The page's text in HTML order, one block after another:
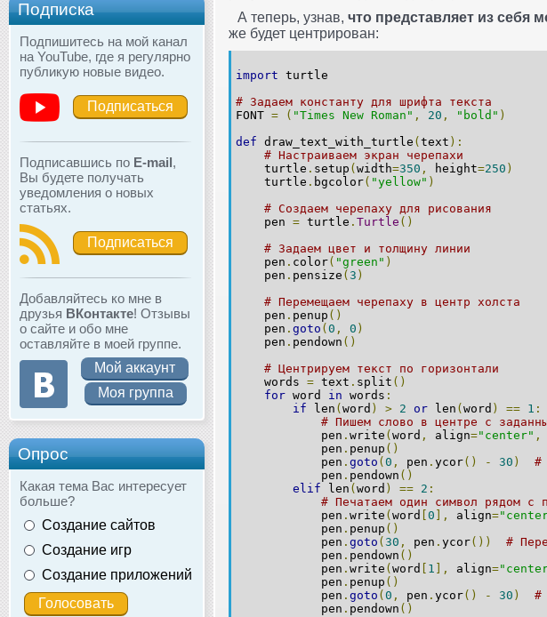
Подписка
Подпишитесь на мой канал
на YouTube, где я регулярно
публикую новые видео.
Подписаться
Подписавшись по E-mail,
Вы будете получать
уведомления о новых
статьях.
Подписаться
Добавляйтесь ко мне в
друзья ВКонтакте! Отзывы
о сайте и обо мне
оставляйте в моей группе.
Мой аккаунт
Моя группа
Опрос
Какая тема Вас интересует
больше?
Создание сайтов
Создание игр
Создание приложений
А теперь, узнав, что представляет из себя
же будет центрирован:
import turtle
# Задаем константу для шрифта текста
FONT = ( "Times New Roman" , 20 , "bold" )
def draw_text_with_turtle ( text ):
# Настраиваем экран черепахи
turtle . setup ( width=350 , height=250 )
turtle . bgcolor( "yellow" )
# Создаем черепаху для рисования
pen = turtle . Turtle ()
# Задаем цвет и толщину линии
pen . color( "green" )
pen . pensize ( 3 )
# Перемещаем черепаху в центр холста
pen . penup ()
pen . goto ( 0 , 0 )
pen . pendown ()
# Центрируем текст по горизонтали
words = text . split ()
for word in words :
if len ( word ) > 2 or len ( word ) == 1 :
# Пишем слово в центре с
pen . write ( word , align="center" ,
pen . penup ()
pen . goto ( 0 , pen . ycor() - 30 )
#
pen . pendown ()
elif len ( word ) == 2 :
# Печатаем один символ рядом с
pen . write ( word 0 ], align=
pen . penup ()
pen . goto ( 30 , pen . ycor())
#
pen . pendown ()
pen . write ( word 1 ], align=
pen . penup ()
pen . goto ( 0 , pen . ycor() - 30 )
#
pen . pendown ()